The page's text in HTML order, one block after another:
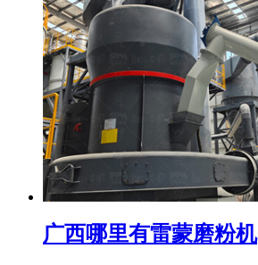
广西哪里有雷蒙磨粉机